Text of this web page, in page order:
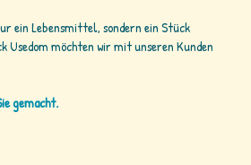
ein Lebensmittel, sondern ein Stück
Usedom möchten wir mit unseren Kunden
gemacht.